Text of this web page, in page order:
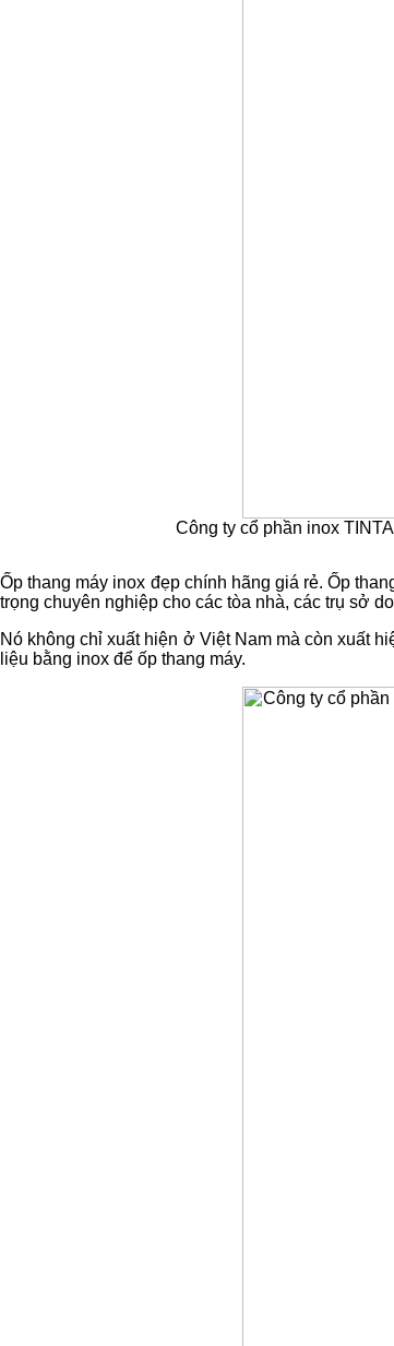
Công ty cổ phần inox
Ốp thang máy inox đẹp chính hãng giá rẻ. Ốp
trọng chuyên nghiệp cho các tòa nhà, các trụ sở
Nó không chỉ xuất hiện ở Việt Nam mà còn xuất
liệu bằng inox để ốp thang máy.